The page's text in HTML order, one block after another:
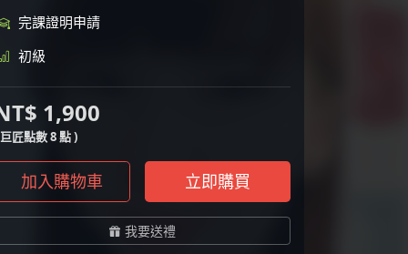
完課證明申請
初級
1,900
匠點數 8 點 )
加入購物車 立即購買
我要送禮